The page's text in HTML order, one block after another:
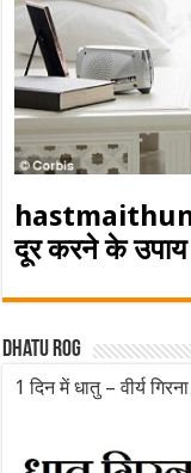
hastmaithun
दूर करने के उपाय
Dhatu rog
1 दिन में धातु – वीर्य